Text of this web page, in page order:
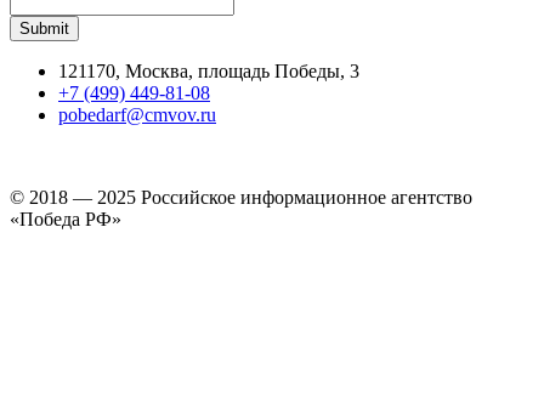
121170, Москва, площадь Победы, 3
+7 (499) 449-81-08
pobedarf@cmvov.ru
© 2018 — 2025 Российское информационное агентство
«Победа РФ»